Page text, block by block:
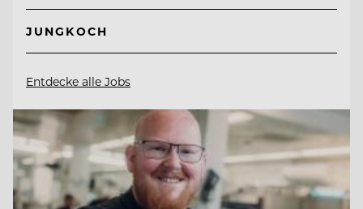
JUNGKOCH
Entdecke alle Jobs